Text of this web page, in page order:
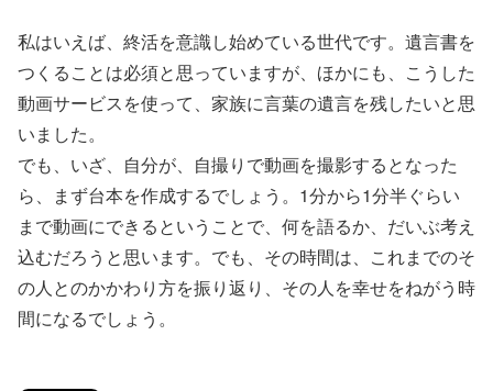
私はいえば、終活を意識し始めている世代です。遺言書を
つくることは必須と思っていますが、ほかにも、こうした
動画サービスを使って、家族に言葉の遺言を残したいと思
いました。
でも、いざ、自分が、自撮りで動画を撮影するとなった
ら、まず台本を作成するでしょう。1分から1分半ぐらい
まで動画にできるということで、何を語るか、だいぶ考え
込むだろうと思います。でも、その時間は、これまでのそ
の人とのかかわり方を振り返り、その人を幸せをねがう時
間になるでしょう。